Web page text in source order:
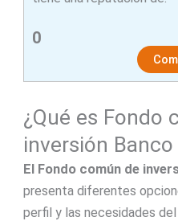
0
¿Qué es Fondo
inversión
El Fondo común de
presenta diferentes
perfil y las necesidades del